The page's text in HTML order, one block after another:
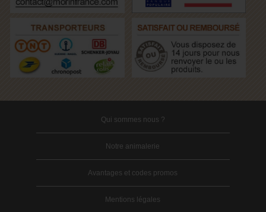
Qui sommes nous ?
Notre animalerie
Avantages et codes promos
Mentions légales